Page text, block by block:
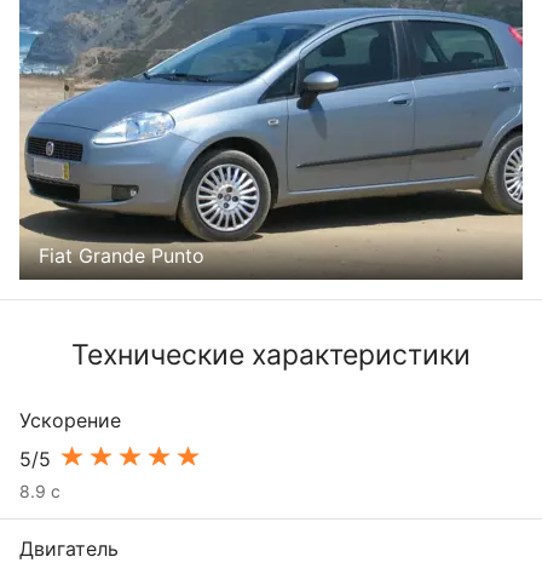
Fiat Grande Punto
Технические характеристики
Ускорение
5/5
8.9 с
Двигатель